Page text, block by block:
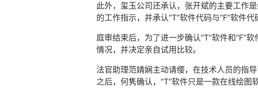
此外，玺玉公司还承认，张开斌的主要工作
的工作指示，并承认“T”软件代码与“F”软件代
庭审结束后，为了进一步确认“T”软件和“F”
情况，并决定亲自试用比较。
法官助理范婧娴主动请缨，在技术人员的指
之后，何隽确认，“T”软件只是一款在线绘图